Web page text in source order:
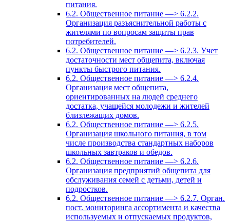
питания.
6.2. Общественное питание —> 6.2.2.
Организация разъяснительной работы с
жителями по вопросам защиты прав
потребителей.
6.2. Общественное питание —> 6.2.3. Учет
достаточности мест общепита, включая
пункты быстрого питания.
6.2. Общественное питание —> 6.2.4.
Организация мест общепита,
ориентированных на людей среднего
достатка, учащейся молодежи и жителей
близлежащих домов.
6.2. Общественное питание —> 6.2.5.
Организация школьного питания, в том
числе производства стандартных наборов
школьных завтраков и обедов.
6.2. Общественное питание —> 6.2.6.
Организация предприятий общепита для
обслуживания семей с детьми, детей и
подростков.
6.2. Общественное питание —> 6.2.7. Орган.
пост. мониторинга ассортимента и качества
используемых и отпускаемых продуктов,